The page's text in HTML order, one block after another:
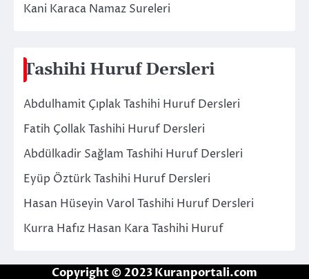
Kani Karaca Namaz Sureleri
Tashihi Huruf Dersleri
Abdulhamit Çıplak Tashihi Huruf Dersleri
Fatih Çollak Tashihi Huruf Dersleri
Abdülkadir Sağlam Tashihi Huruf Dersleri
Eyüp Öztürk Tashihi Huruf Dersleri
Hasan Hüseyin Varol Tashihi Huruf Dersleri
Kurra Hafız Hasan Kara Tashihi Huruf
Copyright © 2023 Kuranportali.com